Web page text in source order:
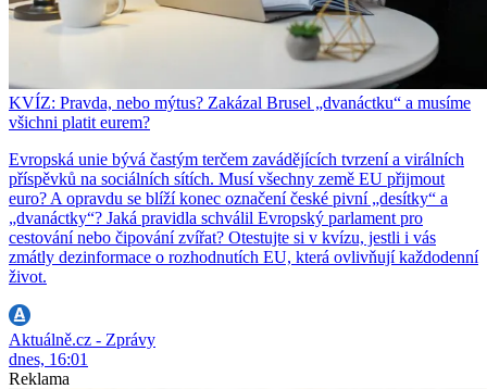
KVÍZ: Pravda, nebo mýtus? Zakázal Brusel „dvanáctku“ a musíme
všichni platit eurem?
Evropská unie bývá častým terčem zavádějících tvrzení a virálních
příspěvků na sociálních sítích. Musí všechny země EU přijmout
euro? A opravdu se blíží konec označení české pivní „desítky“ a
„dvanáctky“? Jaká pravidla schválil Evropský parlament pro
cestování nebo čipování zvířat? Otestujte si v kvízu, jestli i vás
zmátly dezinformace o rozhodnutích EU, která ovlivňují každodenní
život.
Aktuálně.cz - Zprávy
dnes, 16:01
Reklama